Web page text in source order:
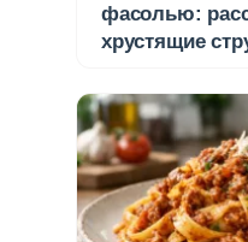
фасолью:
хрустящие